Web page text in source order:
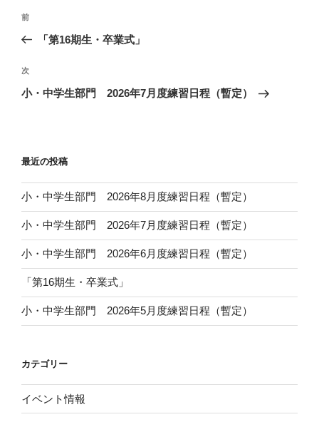
投
ビ
ゲ
ン
前
の
稿
前
「第16期生・卒業式」
次
の
次
小・中学生部門 2026年7月度練習日程（暫定）
最近の投稿
小・中学生部門 2026年8月度練習日程（暫定）
小・中学生部門 2026年7月度練習日程（暫定）
小・中学生部門 2026年6月度練習日程（暫定）
「第16期生・卒業式」
小・中学生部門 2026年5月度練習日程（暫定）
カテゴリー
イベント情報